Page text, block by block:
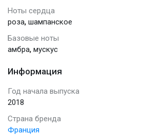
Ноты сердца
роза, шампанское
Базовые ноты
амбра, мускус
Информация
Год начала выпуска
2018
Страна бренда
Франция